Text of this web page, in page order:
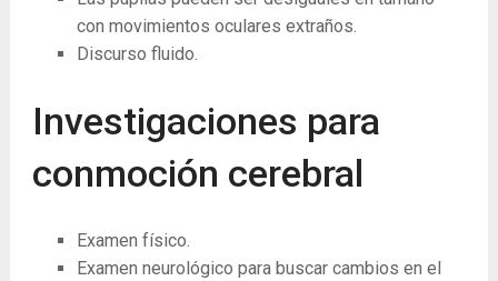
con movimientos oculares extraños.
Discurso fluido.
Investigaciones para
conmoción cerebral
Examen físico.
Examen neurológico para buscar cambios en el